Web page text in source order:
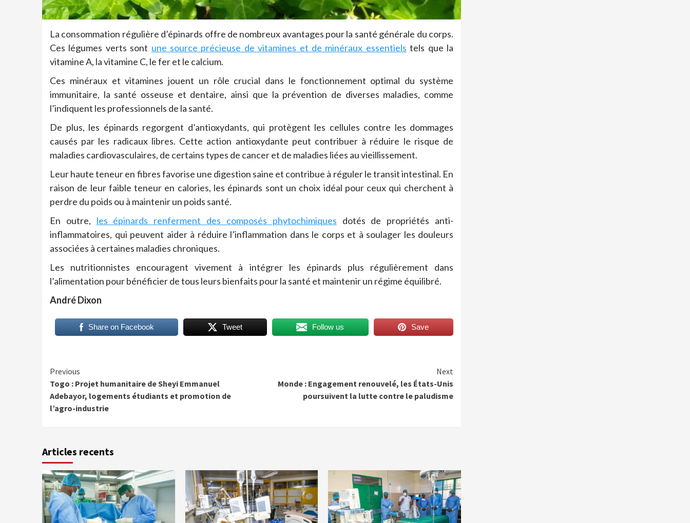
La consommation régulière d’épinards offre de nombreux avantages pour la santé générale du corps.
Ces légumes verts sont une source précieuse de vitamines et de minéraux essentiels tels que la
vitamine A, la vitamine C, le fer et le calcium.
Ces minéraux et vitamines jouent un rôle crucial dans le fonctionnement optimal du système
immunitaire, la santé osseuse et dentaire, ainsi que la prévention de diverses maladies, comme
l’indiquent les professionnels de la santé.
De plus, les épinards regorgent d’antioxydants, qui protègent les cellules contre les dommages
causés par les radicaux libres. Cette action antioxydante peut contribuer à réduire le risque de
maladies cardiovasculaires, de certains types de cancer et de maladies liées au vieillissement.
Leur haute teneur en fibres favorise une digestion saine et contribue à réguler le transit intestinal. En
raison de leur faible teneur en calories, les épinards sont un choix idéal pour ceux qui cherchent à
perdre du poids ou à maintenir un poids santé.
En outre, les épinards renferment des composés phytochimiques dotés de propriétés anti-
inflammatoires, qui peuvent aider à réduire l’inflammation dans le corps et à soulager les douleurs
associées à certaines maladies chroniques.
Les nutritionnistes encouragent vivement à intégrer les épinards plus régulièrement dans
l’alimentation pour bénéficier de tous leurs bienfaits pour la santé et maintenir un régime équilibré.
André Dixon
Share on Facebook Tweet Follow us Save
Continue
Reading
Previous
Togo : Projet humanitaire de Sheyi Emmanuel
Adebayor, logements étudiants et promotion de
l’agro-industrie
Next
Monde : Engagement renouvelé, les États-Unis
poursuivent la lutte contre le paludisme
Articles recents